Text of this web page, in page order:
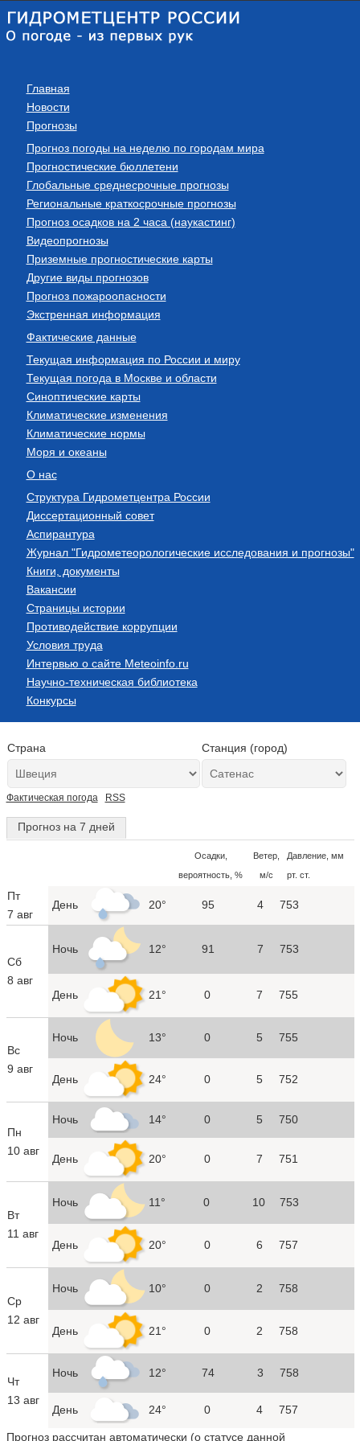
Главная
Новости
Прогнозы
Прогноз погоды на неделю по городам мира
Прогностические бюллетени
Глобальные среднесрочные прогнозы
Региональные краткосрочные прогнозы
Прогноз осадков на 2 часа (наукастинг)
Видеопрогнозы
Приземные прогностические карты
Другие виды прогнозов
Прогноз пожароопасности
Экстренная информация
Фактические данные
Текущая информация по России и миру
Текущая погода в Москве и области
Синоптические карты
Климатические изменения
Климатические нормы
Моря и океаны
О нас
Структура Гидрометцентра России
Диссертационный совет
Аспирантура
Журнал "Гидрометеорологические исследования и прогнозы"
Книги, документы
Вакансии
Страницы истории
Противодействие коррупции
Условия труда
Интервью о сайте Meteoinfo.ru
Научно-техническая библиотека
Конкурсы
Страна Станция (город)
Фактическая погода RSS
Прогноз на 7 дней
Осадки,
вероятность, %
Ветер,
м/с
Давление, мм
рт. ст.
Пт
7 авг
День 20° 95 4 753
Сб
8 авг
Ночь 12° 91 7 753
День 21° 0 7 755
Вс
9 авг
Ночь 13° 0 5 755
День 24° 0 5 752
Пн
10 авг
Ночь 14° 0 5 750
День 20° 0 7 751
Вт
11 авг
Ночь 11° 0 10 753
День 20° 0 6 757
Ср
12 авг
Ночь 10° 0 2 758
День 21° 0 2 758
Чт
13 авг
Ночь 12° 74 3 758
День 24° 0 4 757
Прогноз рассчитан автоматически (о статусе данной